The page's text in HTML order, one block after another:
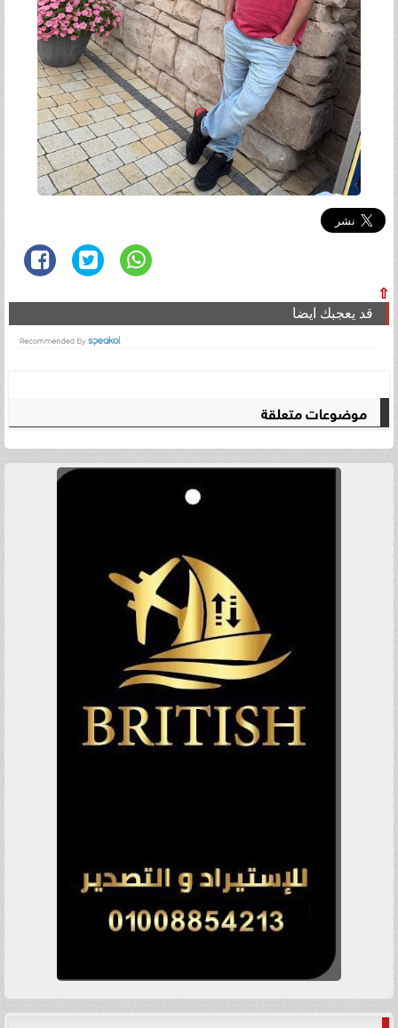
⇧
قد يعجبك ايضا
موضوعات متعلقة